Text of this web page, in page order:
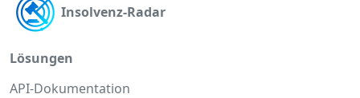
Insolvenz-Radar
Lösungen
API-Dokumentation